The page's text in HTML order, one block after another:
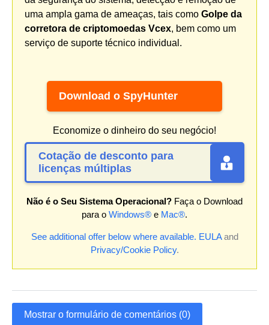
uma ampla gama de ameaças, tais como Golpe da
corretora de criptomoedas Vcex, bem como um
serviço de suporte técnico individual.
Download o SpyHunter
Economize o dinheiro do seu negócio!
Cotação de desconto para
licenças múltiplas
Não é o Seu Sistema Operacional? Faça o Download
para o Windows® e Mac®.
See additional offer below where available. EULAand
Privacy/Cookie Policy.
Mostrar o formulário de comentários (0)